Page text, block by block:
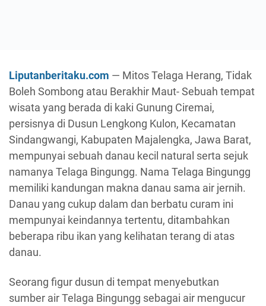
Liputanberitaku.com — Mitos Telaga Herang, Tidak
Boleh Sombong atau Berakhir Maut- Sebuah tempat
wisata yang berada di kaki Gunung Ciremai,
persisnya di Dusun Lengkong Kulon, Kecamatan
Sindangwangi, Kabupaten Majalengka, Jawa Barat,
mempunyai sebuah danau kecil natural serta sejuk
namanya Telaga Bingungg. Nama Telaga Bingungg
memiliki kandungan makna danau sama air jernih.
Danau yang cukup dalam dan berbatu curam ini
mempunyai keindannya tertentu, ditambahkan
beberapa ribu ikan yang kelihatan terang di atas
danau.
Seorang figur dusun di tempat menyebutkan
sumber air Telaga Bingungg sebagai air mengucur